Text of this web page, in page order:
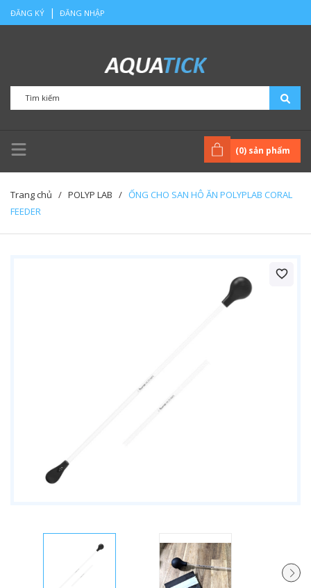
ĐĂNG KÝ | ĐĂNG NHẬP
(0) sản phẩm
Trang chủ / POLYP LAB / ỐNG CHO SAN HÔ ĂN POLYPLAB CORAL
FEEDER